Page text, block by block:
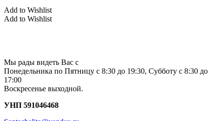
Add to Wishlist
Add to Wishlist
Мы рады видеть Вас с
Понедельника по Пятницу с 8:30 до 19:30, Субботу с 8:30 до
17:00
Воскресенье выходной.
УНП 591046468